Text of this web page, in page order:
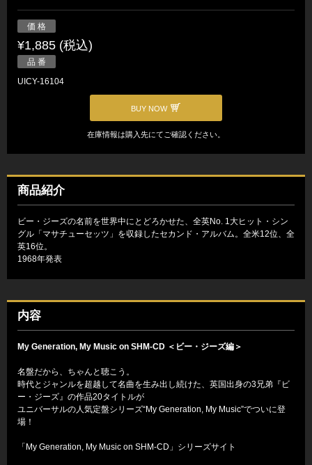
価 格
¥1,885 (税込)
品 番
UICY-16104
BUY NOW
在庫情報は購入先にてご確認ください。
商品紹介
ビー・ジーズの名前を世界中にとどろかせた、全英No. 1大ヒット・シン
グル「マサチューセッツ」を収録したセカンド・アルバム。全米12位、全
英16位。
1968年発表
内容
My Generation, My Music on SHM-CD ＜ビー・ジーズ編＞
名盤だから、ちゃんと聴こう。
時代とジャンルを超越して名曲を生み出し続けた、英国出身の3兄弟『ビ
ー・ジーズ』の作品20タイトルが
ユニバーサルの人気定盤シリーズ“My Generation, My Music”でついに登
場！
「My Generation, My Music on SHM-CD」シリーズサイト